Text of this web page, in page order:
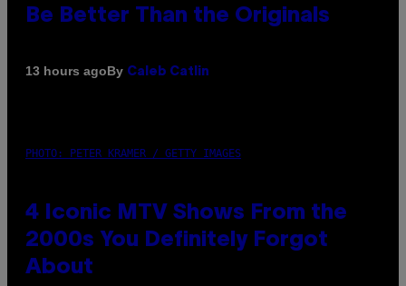
Be Better Than the Originals
13 hours agoBy Caleb Catlin
PHOTO: PETER KRAMER / GETTY IMAGES
4 Iconic MTV Shows From the
2000s You Definitely Forgot
About